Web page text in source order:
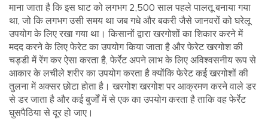
माना जाता है कि इस घाट को लगभग 2,500 साल पहले पालतू बनाया गया
था, जो कि लगभग उसी समय था जब गधे और बकरी जैसे जानवरों को घरेलू
उपयोग के लिए रखा गया था। किसानों द्वारा खरगोशों का शिकार करने में
मदद करने के लिए फेरेट का उपयोग किया जाता है और फेरेट खरगोश की
चड्डी में रेंग कर ऐसा करता है, फेर्रेट अपने लाभ के लिए अविश्वसनीय रूप से
आकार के लचीले शरीर का उपयोग करता है क्योंकि फेरेट कई खरगोशों की
तुलना में अक्सर छोटा होता है। खरगोश खरगोश पर आक्रमण करने वाले डर
से डर जाता है और कई बुर्जों में से एक का उपयोग करता है ताकि वह फेर्रेट
घुसपैठिया से दूर हो जाए।